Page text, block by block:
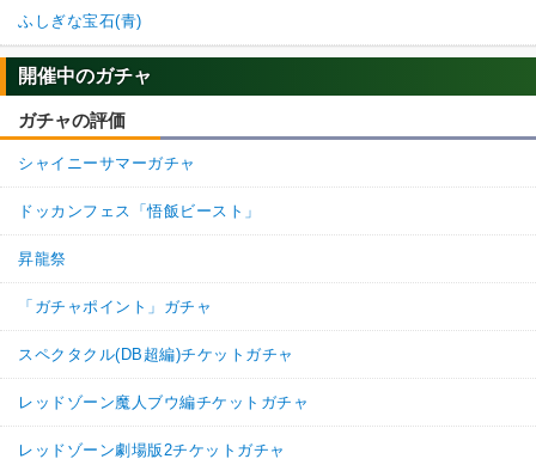
ふしぎな宝石(青)
開催中のガチャ
ガチャの評価
シャイニーサマーガチャ
ドッカンフェス「悟飯ビースト」
昇龍祭
「ガチャポイント」ガチャ
スペクタクル(DB超編)チケットガチャ
レッドゾーン魔人ブウ編チケットガチャ
レッドゾーン劇場版2チケットガチャ